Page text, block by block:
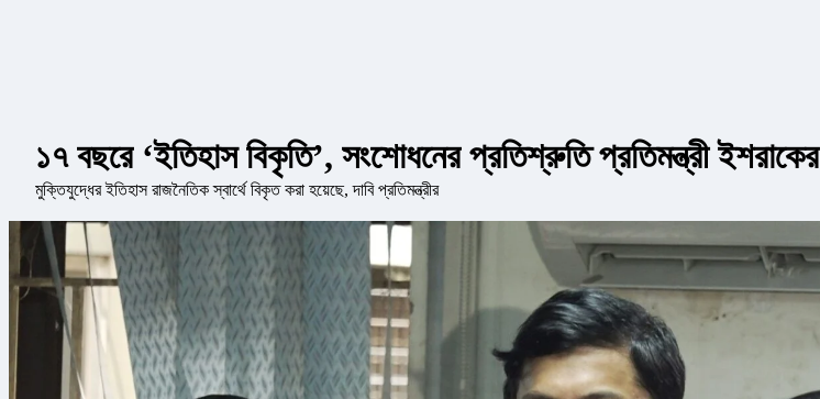
১৭ বছরে ‘ইতিহাস বিকৃতি’, সংশোধনের প্রতিশ্রুতি প্রতিমন্ত্রী ইশরাকের
মুক্তিযুদ্ধের ইতিহাস রাজনৈতিক স্বার্থে বিকৃত করা হয়েছে, দাবি প্রতিমন্ত্রীর